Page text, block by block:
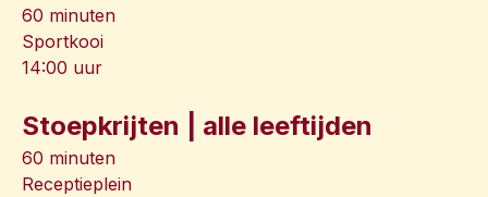
60 minuten
Sportkooi
14:00 uur
Stoepkrijten | alle leeftijden
60 minuten
Receptieplein